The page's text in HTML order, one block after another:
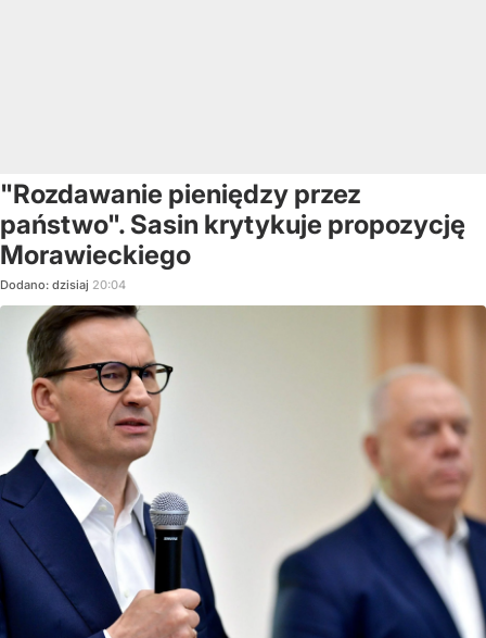
"Rozdawanie pieniędzy przez
państwo". Sasin krytykuje propozycję
Morawieckiego
Dodano: dzisiaj 20:04